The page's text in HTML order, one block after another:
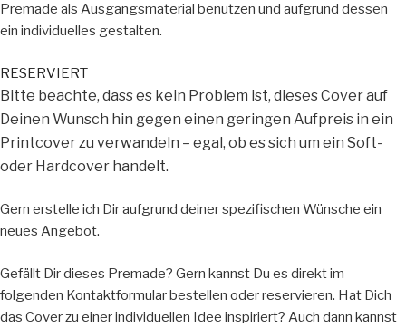
Premade als Ausgangsmaterial benutzen und aufgrund dessen
ein individuelles gestalten.
RESERVIERT
Bitte beachte, dass es kein Problem ist, dieses Cover auf
Deinen Wunsch hin gegen einen geringen Aufpreis in ein
Printcover zu verwandeln – egal, ob es sich um ein Soft-
oder Hardcover handelt.
Gern erstelle ich Dir aufgrund deiner spezifischen Wünsche ein
neues Angebot.
Gefällt Dir dieses Premade? Gern kannst Du es direkt im
folgenden Kontaktformular bestellen oder reservieren. Hat Dich
das Cover zu einer individuellen Idee inspiriert? Auch dann kannst